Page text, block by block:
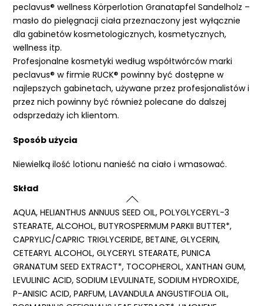
peclavus® wellness Körperlotion Granatapfel Sandelholz –
masło do pielęgnacji ciała przeznaczony jest wyłącznie
dla gabinetów kosmetologicznych, kosmetycznych,
wellness itp.
Profesjonalne kosmetyki według współtwórców marki
peclavus® w firmie RUCK® powinny być dostępne w
najlepszych gabinetach, używane przez profesjonalistów i
przez nich powinny być również polecane do dalszej
odsprzedaży ich klientom.
Sposób użycia
Niewielką ilość lotionu nanieść na ciało i wmasować.
Skład
AQUA, HELIANTHUS ANNUUS SEED OIL, POLYGLYCERYL-3
STEARATE, ALCOHOL, BUTYROSPERMUM PARKII BUTTER*,
CAPRYLIC/CAPRIC TRIGLYCERIDE, BETAINE, GLYCERIN,
CETEARYL ALCOHOL, GLYCERYL STEARATE, PUNICA
GRANATUM SEED EXTRACT*, TOCOPHEROL, XANTHAN GUM,
LEVULINIC ACID, SODIUM LEVULINATE, SODIUM HYDROXIDE,
P-ANISIC ACID, PARFUM, LAVANDULA ANGUSTIFOLIA OIL,